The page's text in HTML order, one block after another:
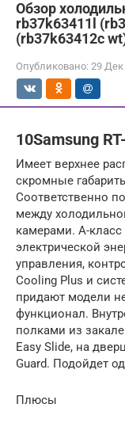
Обзор
rb37k63411l
(rb37k63412c
Опубликовано: 29 Дек
10Samsung
Имеет верхнее
скромные
Соответственно
между
камерами. А-класс
электрической
управления,
Cooling Plus и
придают модели
функционал.
полками из
Easy Slide, на
Guard. Подойдет
Плюсы